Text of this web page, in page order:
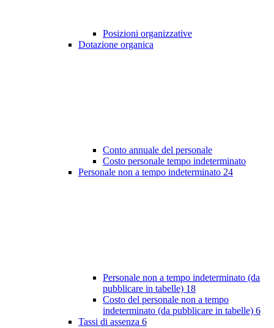
Posizioni organizzative
Dotazione organica
Conto annuale del personale
Costo personale tempo indeterminato
Personale non a tempo indeterminato 24
Personale non a tempo indeterminato (da
pubblicare in tabelle) 18
Costo del personale non a tempo
indeterminato (da pubblicare in tabelle) 6
Tassi di assenza 6